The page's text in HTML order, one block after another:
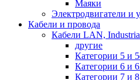
Маяки
Электродвигатели и
Кабели и провода
Кабели LAN,
другие
Категории 5 и
Категории 6 и
Категории 7 и 8